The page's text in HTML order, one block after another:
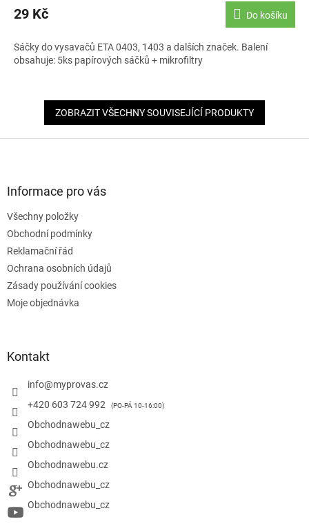
29 Kč Do košíku
Sáčky do vysavačů ETA 0403, 1403 a dalších značek. Balení
obsahuje: 5ks papírových sáčků + mikrofiltry
ZOBRAZIT VŠECHNY SOUVISEJÍCÍ PRODUKTY
Informace pro vás
Všechny položky
Obchodní podmínky
Reklamační řád
Ochrana osobních údajů
Zásady používání cookies
Moje objednávka
Kontakt
info@myprovas.cz
+420 603 724 992
Obchodnawebu_cz
Obchodnawebu_cz
Obchodnawebu.cz
Obchodnawebu_cz
Obchodnawebu_cz